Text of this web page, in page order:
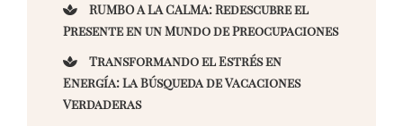
RUMBO A LA CALMA: Redescubre el
Presente en un Mundo de Preocupaciones
Transformando el Estrés en
Energía: La Búsqueda de Vacaciones
Verdaderas